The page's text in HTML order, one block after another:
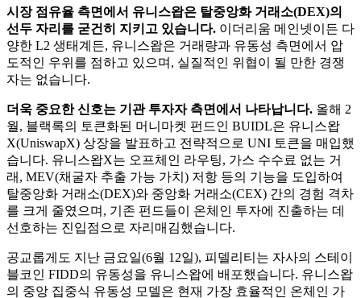
시장 점유율 측면에서 유니스왑은 탈중앙화 거래소(DEX)의
선두 자리를 굳건히 지키고 있습니다. 이더리움 메인넷이든 다
양한 L2 생태계든, 유니스왑은 거래량과 유동성 측면에서 압
도적인 우위를 점하고 있으며, 실질적인 위협이 될 만한 경쟁
자는 없습니다.
더욱 중요한 신호는 기관 투자자 측면에서 나타납니다. 올해 2
월, 블랙록의 토큰화된 머니마켓 펀드인 BUIDL은 유니스왑
X(UniswapX) 상장을 발표하고 전략적으로 UNI 토큰을 매입했
습니다. 유니스왑X는 오프체인 라우팅, 가스 수수료 없는 거
래, MEV(채굴자 추출 가능 가치) 저항 등의 기능을 도입하여
탈중앙화 거래소(DEX)와 중앙화 거래소(CEX) 간의 경험 격차
를 크게 줄였으며, 기존 펀드들이 온체인 투자에 진출하는 데
선호하는 진입점으로 자리매김했습니다.
공교롭게도 지난 금요일(6월 12일), 피델리티는 자사의 스테이
블코인 FIDD의 유동성을 유니스왑에 배포했습니다. 유니스왑
의 중앙 집중식 유동성 모델은 현재 가장 효율적인 온체인 가